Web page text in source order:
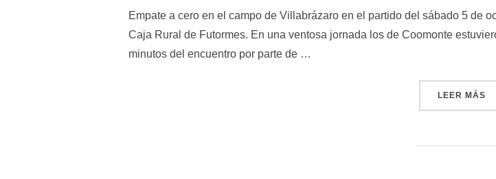
Empate a cero en el campo de Villabrázaro en el partido del sábado 5 de
Caja Rural de Futormes. En una ventosa jornada los de Coomonte
minutos del encuentro por parte de …
LEER MÁS